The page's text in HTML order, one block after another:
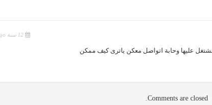
عليها وحابة اتواصل معكن ياترى كيف ممكن
Comments are closed.